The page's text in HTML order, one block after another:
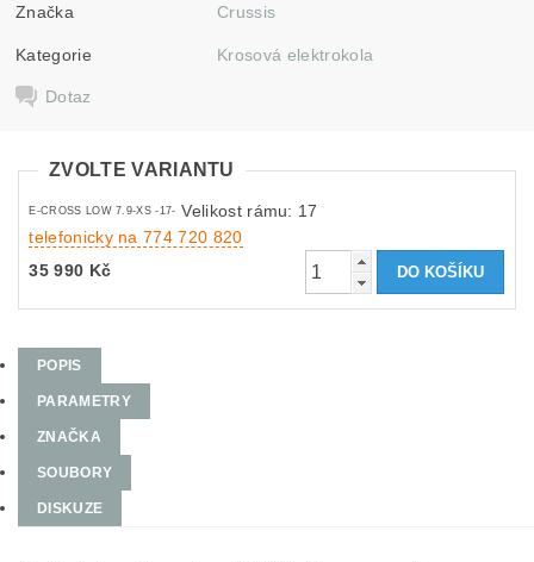
Značka Crussis
Kategorie Krosová elektrokola
Dotaz
ZVOLTE VARIANTU
E-CROSS LOW 7.9-XS -17- Velikost rámu: 17
telefonicky na 774 720 820
35 990 Kč
POPIS
PARAMETRY
ZNAČKA
SOUBORY
DISKUZE